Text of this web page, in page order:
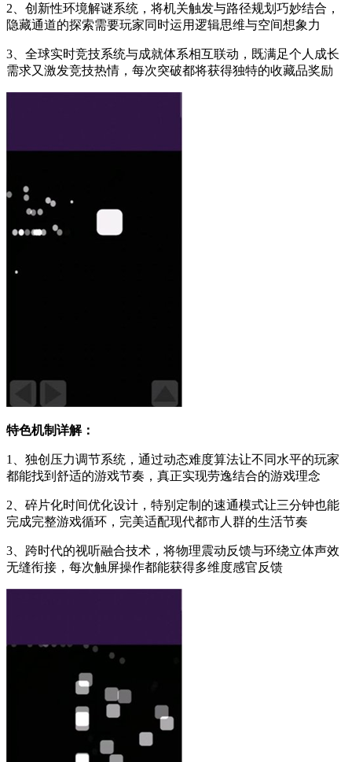
2、创新性环境解谜系统，将机关触发与路径规划巧妙结合，
隐藏通道的探索需要玩家同时运用逻辑思维与空间想象力
3、全球实时竞技系统与成就体系相互联动，既满足个人成长
需求又激发竞技热情，每次突破都将获得独特的收藏品奖励
特色机制详解：
1、独创压力调节系统，通过动态难度算法让不同水平的玩家
都能找到舒适的游戏节奏，真正实现劳逸结合的游戏理念
2、碎片化时间优化设计，特别定制的速通模式让三分钟也能
完成完整游戏循环，完美适配现代都市人群的生活节奏
3、跨时代的视听融合技术，将物理震动反馈与环绕立体声效
无缝衔接，每次触屏操作都能获得多维度感官反馈